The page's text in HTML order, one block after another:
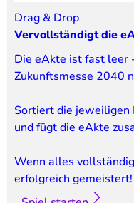
Drag & Drop
Vervollständigt die
Die eAkte ist fast leer
Zukunftsmesse 2040
Sortiert die jeweiligen
und fügt die eAkte
Wenn alles
erfolgreich gemeistert!